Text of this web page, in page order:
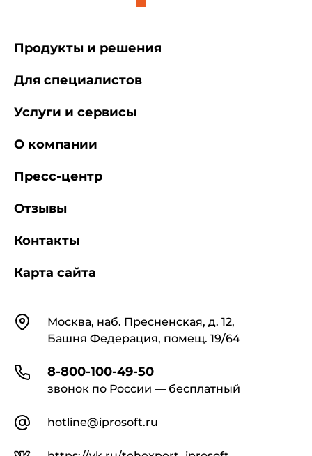
КонтактыМосква, наб. Пресненская, д. 12,
Башня Федерация, помещ. 19/64
8-800-100-49-50
звонок по России — бесплатный
hotline@iprosoft.ru
Продукты и решения
Для специалистов
Услуги и сервисы
О компании
Пресс-центр
Отзывы
Контакты
Карта сайта